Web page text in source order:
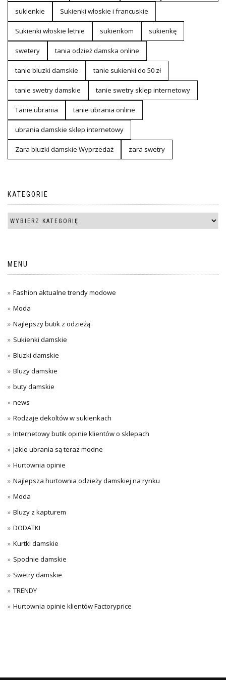
sukienkie Sukienki włoskie i francuskie
Sukienki włoskie letnie sukienkom sukienkę
swetery tania odzież damska online
tanie bluzki damskie tanie sukienki do 50 zł
tanie swetry damskie tanie swetry sklep internetowy
Tanie ubrania tanie ubrania online
ubrania damskie sklep internetowy
Zara bluzki damskie Wyprzedaż zara swetry
KATEGORIE
MENU
Fashion aktualne trendy modowe
Moda
Najlepszy butik z odzieżą
Sukienki damskie
Bluzki damskie
Bluzy damskie
buty damskie
news
Rodzaje dekoltów w sukienkach
Internetowy butik opinie klientów o sklepach
jakie ubrania są teraz modne
Hurtownia opinie
Najlepsza hurtownia odzieży damskiej na rynku
Moda
Bluzy z kapturem
DODATKI
Kurtki damskie
Spodnie damskie
Swetry damskie
TRENDY
Hurtownia opinie klientów Factoryprice